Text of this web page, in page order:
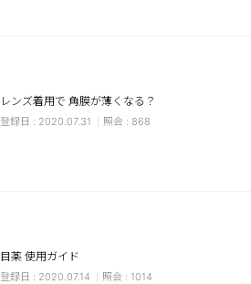
レンズ着用で 角膜が薄くなる？
2020.07.31 868
目薬 使用ガイド
2020.07.14 1014